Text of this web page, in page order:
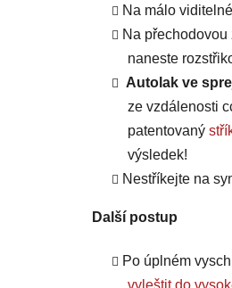
Na málo
Na
naneste
Autolak ve
ze vzdálenosti
patentovaný
výsledek!
Nestříkejte na
Další postup
Po úplném